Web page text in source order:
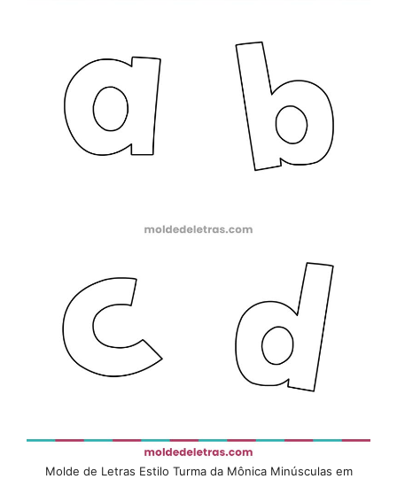
Molde de Letras Estilo Turma da Mônica Minúsculas em